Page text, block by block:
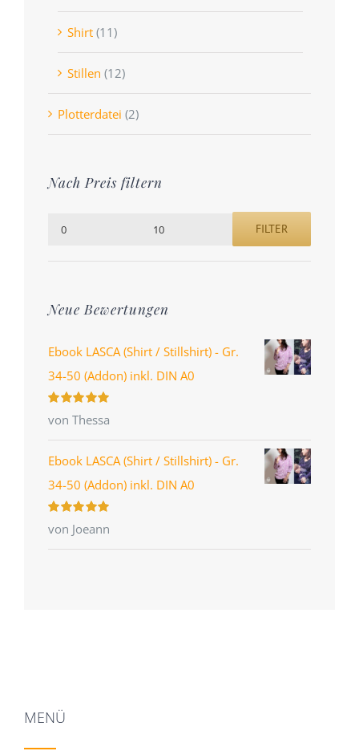
Shirt (11)
Stillen (12)
Plotterdatei (2)
Nach Preis filtern
Preis
Preis
FILTER
Neue Bewertungen
Ebook LASCA (Shirt / Stillshirt) - Gr.
34-50 (Addon) inkl. DIN A0
Bewertet
mit 5 von 5
von Thessa
Ebook LASCA (Shirt / Stillshirt) - Gr.
34-50 (Addon) inkl. DIN A0
Bewertet
mit 5 von 5
von Joeann
MENÜ